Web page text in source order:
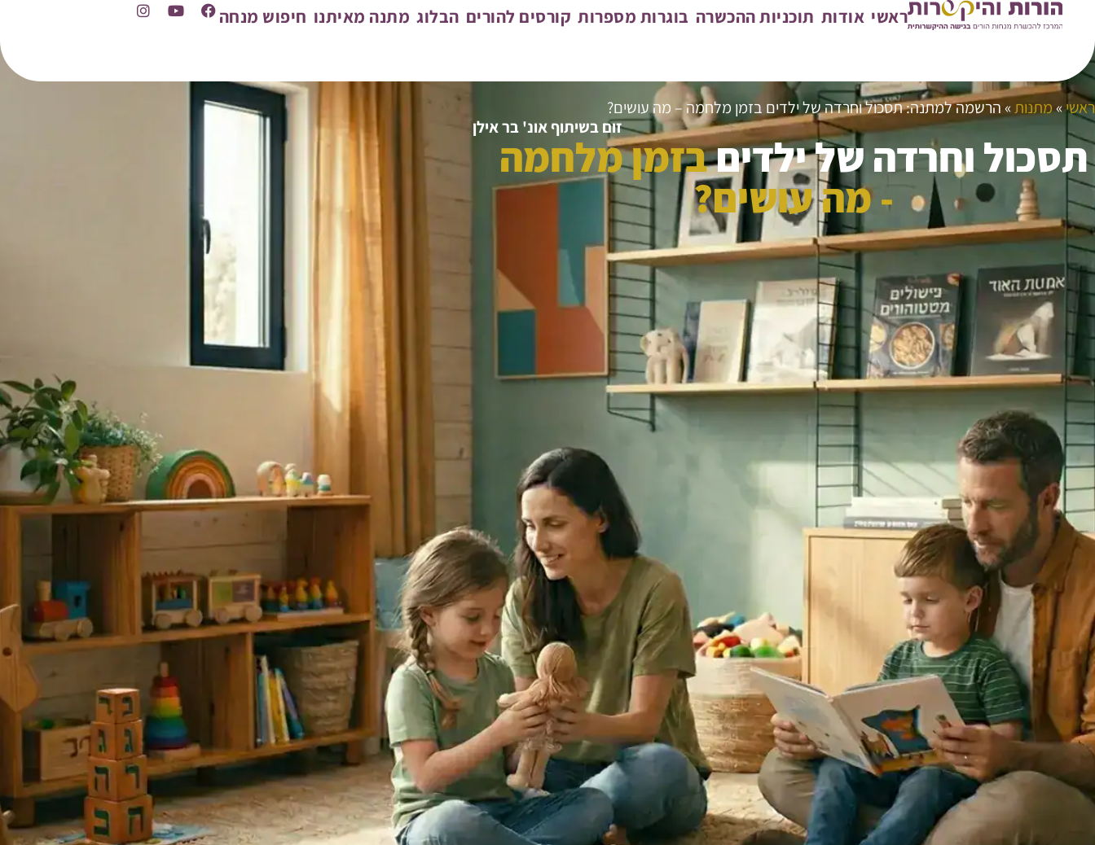
ראשי אודות תוכניות ההכשרה בוגרות מספרות קורסים להורים הבלוג מתנה מאיתנו חיפוש מנחה
ראשי»מתנות» הרשמה למתנה: תסכול וחרדה של ילדים בזמן מלחמה – מה עושים?
זום בשיתוף אונ' בר אילן
תסכול וחרדה של ילדיםבזמן מלחמה
- מה עושים?